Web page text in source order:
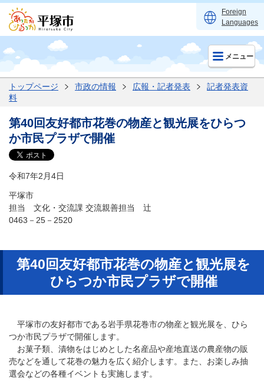
Foreign
Languages
メニュー
トップページ 市政の情報 広報・記者発表
記者発表資
料
第40回友好都市花巻の物産と観光展をひらつ
か市民プラザで開催
令和7年2月4日
平塚市
担当 文化・交流課 交流親善担当 辻
0463－25－2520
第40回友好都市花巻の物産と観光展を
ひらつか市民プラザで開催
平塚市の友好都市である岩手県花巻市の物産と観光展を、ひら
つか市民プラザで開催します。
お菓子類、漬物をはじめとした名産品や産地直送の農産物の販
売などを通して花巻の魅力を広く紹介します。また、お楽しみ抽
選会などの各種イベントも実施します。